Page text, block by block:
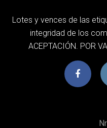
Lotes y vences de las
integridad de los
ACEPTACIÓN. POR